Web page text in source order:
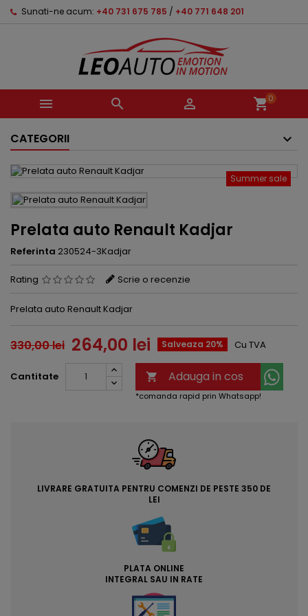
Sunati-ne acum: +40 731 675 785 / +40 771 648 201
   shopping_cart0
CATEGORII
Summer sale
Prelata auto Renault Kadjar
Referinta 230524-3Kadjar
Rating Scrie o recenzie
Prelata auto Renault Kadjar
330,00 lei 264,00 lei Salveaza 20% Cu TVA
Cantitate  Adauga in cos
*comanda rapid prin Whatsapp!
LIVRARE GRATUITA PENTRU COMENZI DE PESTE 350 DE
LEI
PLATA ONLINE
INTEGRAL SAU IN RATE